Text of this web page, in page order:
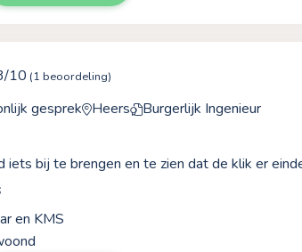
10 (1 beoordeling)
gesprek Heers Burgerlijk Ingenieur
iets bij te brengen en te zien dat de klik er
en KMS